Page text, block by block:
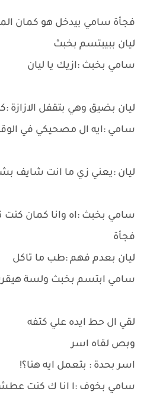
فجأة سامي بيدخل هو كمان
ليان ببيبتسم بخبث
سامي بخبث :ازيك يا ليان
ليان بضيق وهي بتقفل الازازة
سامي :ايه ال مصحيكي في
ليان :يعني زي ما انت شايف
سامي بخبث :اه وانا كمان
فجأة
ليان بعدم فهم :طب ما تاكل
سامي ابتسم بخبث ولسة
لقي ال حط ايده علي كتفه
وبص لقاه اسر
اسر بحدة : بتعمل ايه هنا؟!
سامي بخوف :ا انا ك كنت